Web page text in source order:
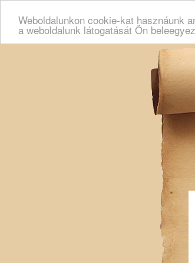
Weboldalunkon cookie-kat hasznáunk
a weboldalunk látogatását Ön